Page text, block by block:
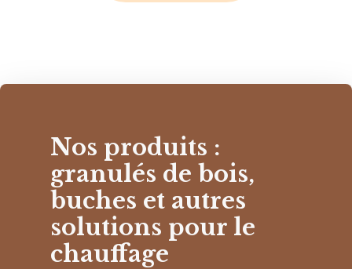
Nos produits :
granulés de bois,
buches et autres
solutions pour le
chauffage